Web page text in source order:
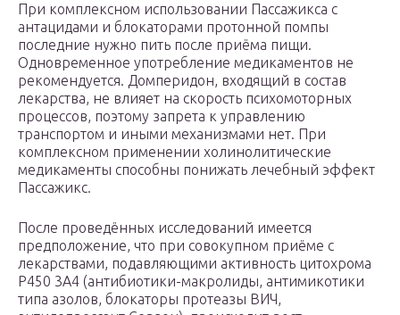
При комплексном использовании Пассажикса с
антацидами и блокаторами протонной помпы
последние нужно пить после приёма пищи.
Одновременное употребление медикаментов не
рекомендуется. Домперидон, входящий в состав
лекарства, не влияет на скорость психомоторных
процессов, поэтому запрета к управлению
транспортом и иными механизмами нет. При
комплексном применении холинолитические
медикаменты способны понижать лечебный эффект
Пассажикс.
После проведённых исследований имеется
предположение, что при совокупном приёме с
лекарствами, подавляющими активность цитохрома
P450 3A4 (антибиотики-макролиды, антимикотики
типа азолов, блокаторы протеазы ВИЧ,